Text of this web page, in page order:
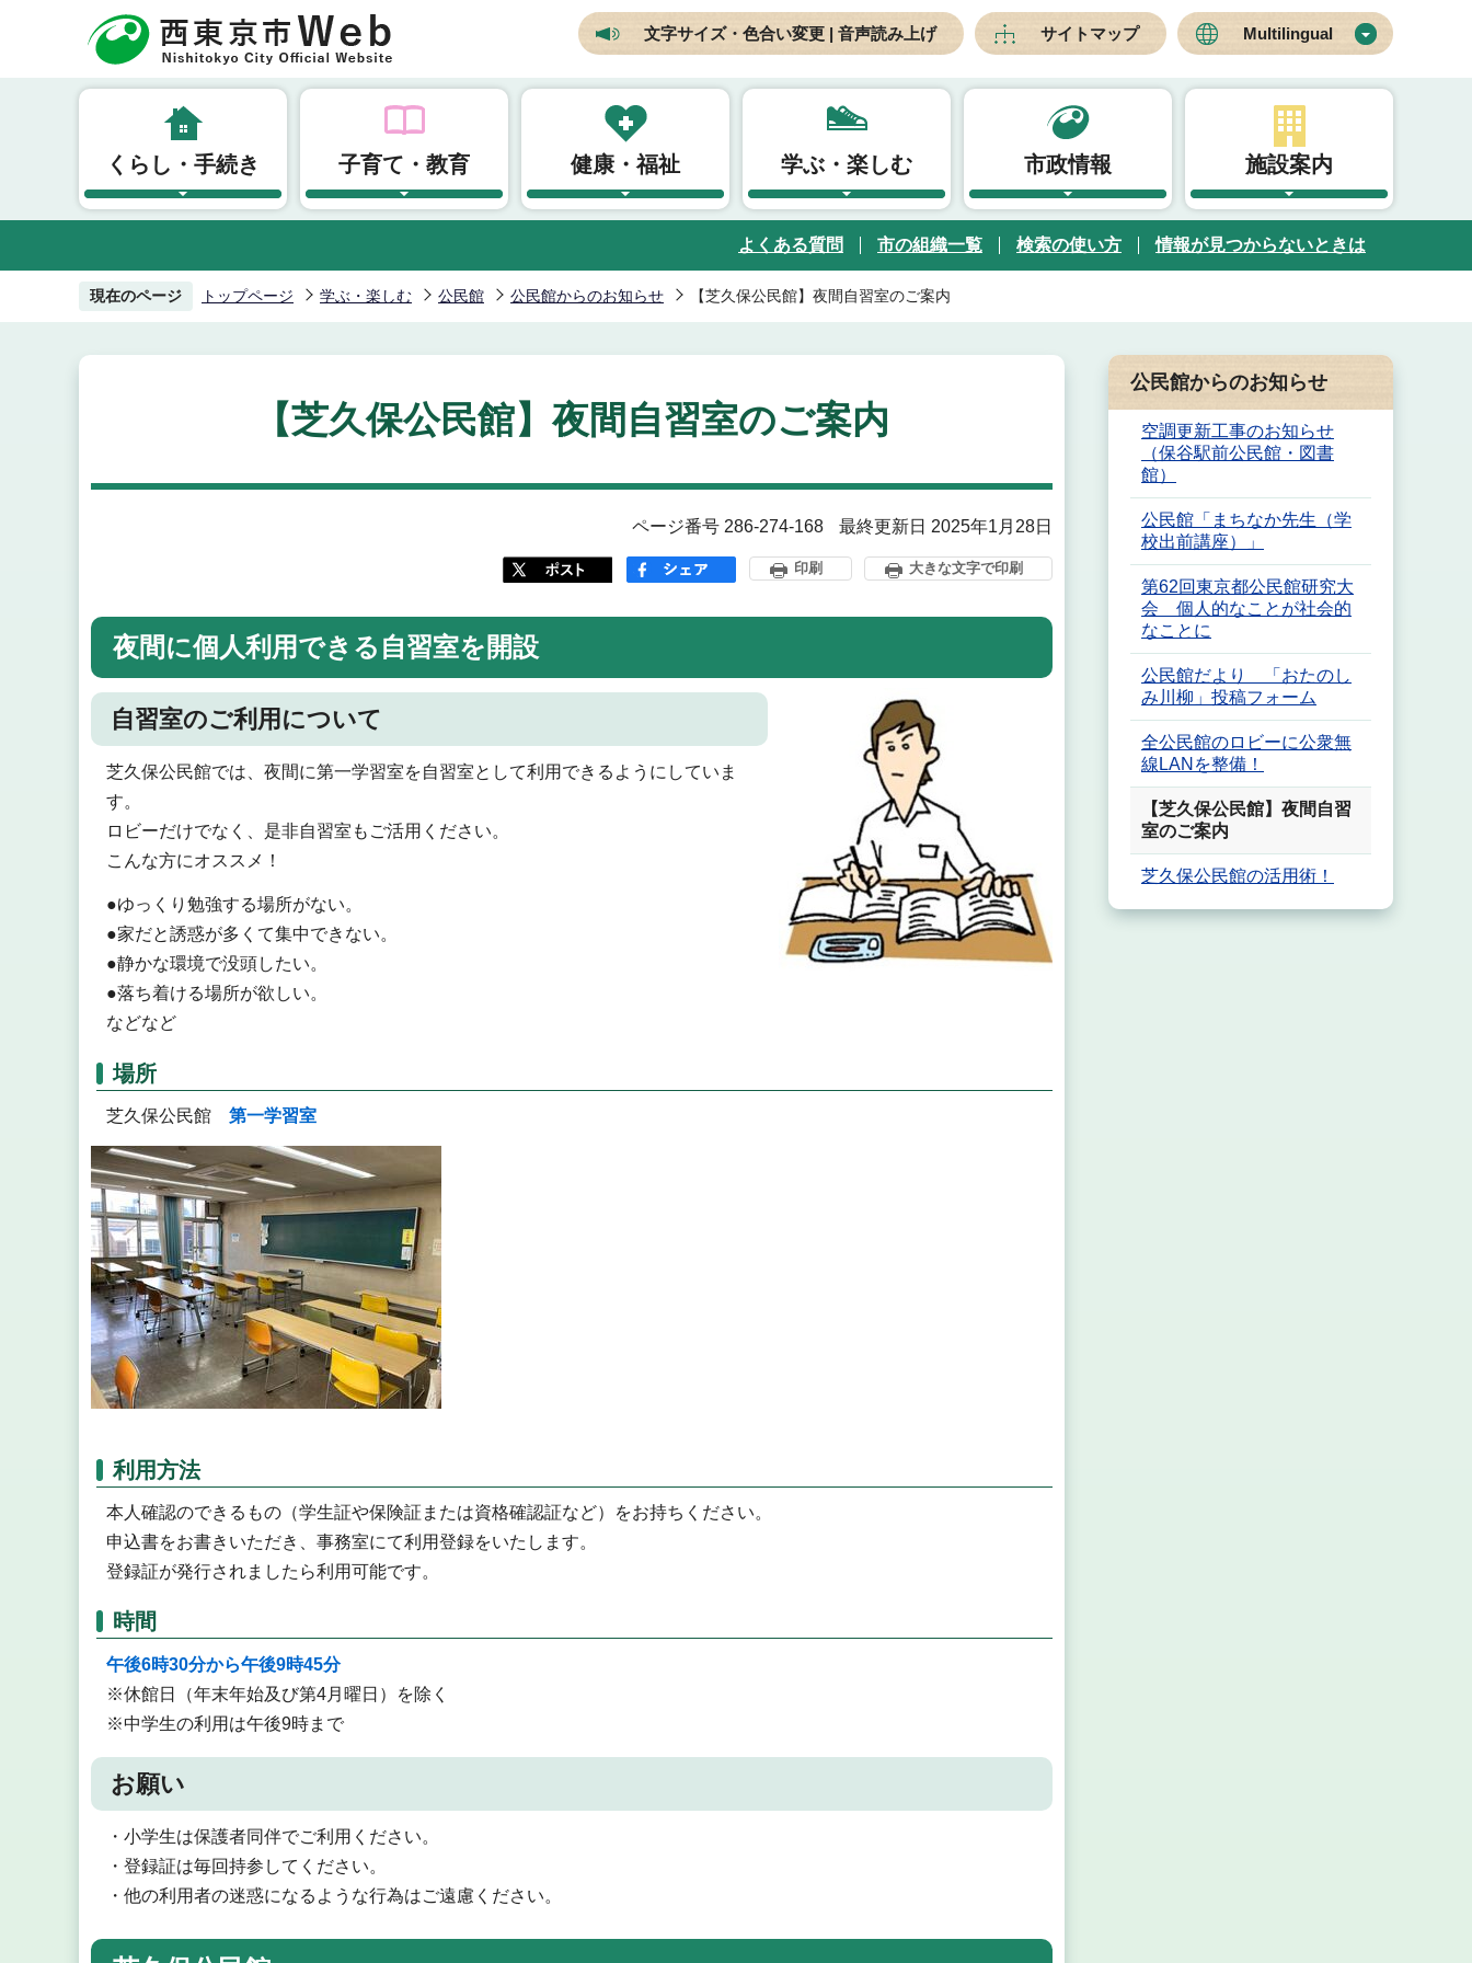
頭
文字サイズ・色合い変更 | 音声読み上げ サイトマップ Multilingual
くらし・手続き 子育て・教育 健康・福祉 学ぶ・楽しむ 市政情報 施設案内
よくある質問 市の組織一覧 検索の使い方 情報が見つからないときは
現在のページ トップページ 学ぶ・楽しむ 公民館 公民館からのお知らせ 【芝久保公民館】夜間自習室のご案内
【芝久保公民館】夜間自習室のご案内
ページ番号 286-274-168 最終更新日 2025年1月28日
印刷 大きな文字で印刷
夜間に個人利用できる自習室を開設
自習室のご利用について
芝久保公民館では、夜間に第一学習室を自習室として利用できるようにしていま
す。
ロビーだけでなく、是非自習室もご活用ください。
こんな方にオススメ！
●ゆっくり勉強する場所がない。
●家だと誘惑が多くて集中できない。
●静かな環境で没頭したい。
●落ち着ける場所が欲しい。
などなど
場所
芝久保公民館 第一学習室
利用方法
本人確認のできるもの（学生証や保険証または資格確認証など）をお持ちください。
申込書をお書きいただき、事務室にて利用登録をいたします。
登録証が発行されましたら利用可能です。
時間
午後6時30分から午後9時45分
※休館日（年末年始及び第4月曜日）を除く
※中学生の利用は午後9時まで
お願い
・小学生は保護者同伴でご利用ください。
・登録証は毎回持参してください。
・他の利用者の迷惑になるような行為はご遠慮ください。
公民館からのお知らせ
空調更新工事のお知らせ
（保谷駅前公民館・図書
館）
公民館「まちなか先生（学
校出前講座）」
第62回東京都公民館研究大
会 個人的なことが社会的
なことに
公民館だより 「おたのし
み川柳」投稿フォーム
全公民館のロビーに公衆無
線LANを整備！
【芝久保公民館】夜間自習
室のご案内
芝久保公民館の活用術！